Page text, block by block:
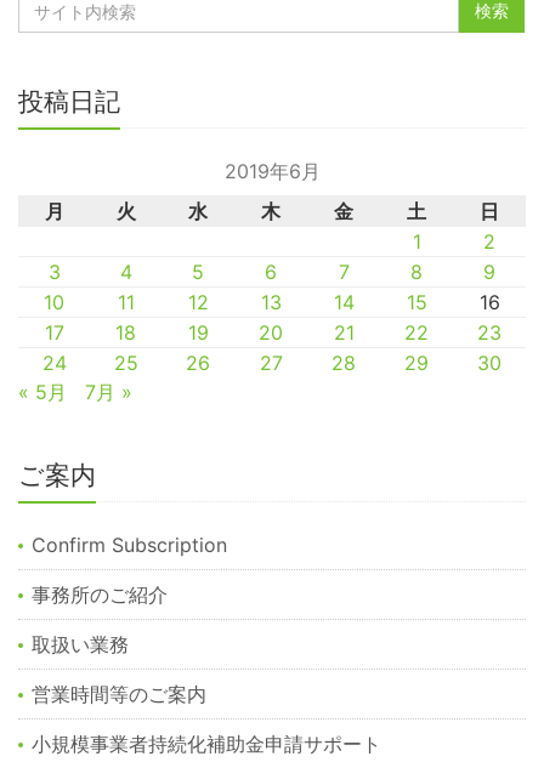
投稿日記
2019年6月
月
火 水 木 金 土
日
1
2
3
4 5 6 7 8
9
10
11 12 13 14 15
16
17
18 19 20 21 22
23
24
25 26 27 28 29
30
« 5月
7月 »
ご案内
Confirm Subscription
事務所のご紹介
取扱い業務
営業時間等のご案内
小規模事業者持続化補助金申請サポート